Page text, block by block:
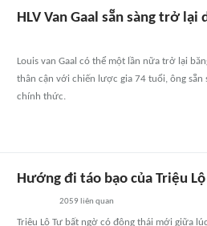
HLV Van Gaal sẵn sàng trở
Louis van Gaal có thể một lần nữa trở lại
thân cận với chiến lược gia 74 tuổi, ông
chính thức.
Hướng đi táo bạo của Triệu
2059 liên quan
Triệu Lộ Tư bất ngờ có động thái mới giữa